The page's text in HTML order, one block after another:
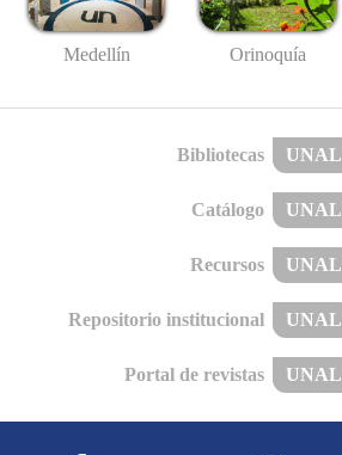
Medellín Orinoquía
Bibliotecas UNAL
Catálogo UNAL
Recursos UNAL
Repositorio institucional UNAL
Portal de revistas UNAL